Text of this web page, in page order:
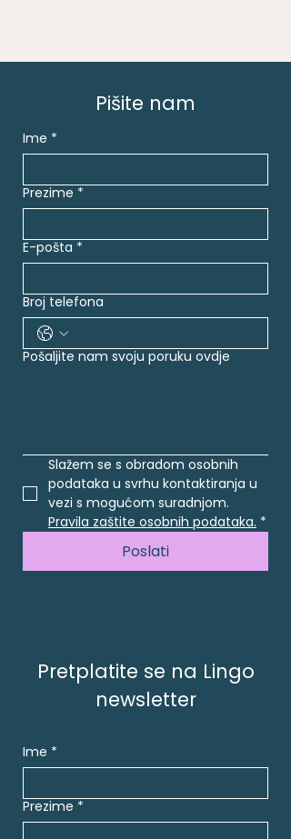
Pišite nam
Ime *
Prezime *
E-pošta *
Broj telefona
Pošaljite nam svoju poruku ovdje
Slažem se s obradom osobnih
podataka u svrhu kontaktiranja u
Pravila zaštite osobnih podataka. *
Poslati
Pretplatite se na Lingo
newsletter
Ime *
Prezime *